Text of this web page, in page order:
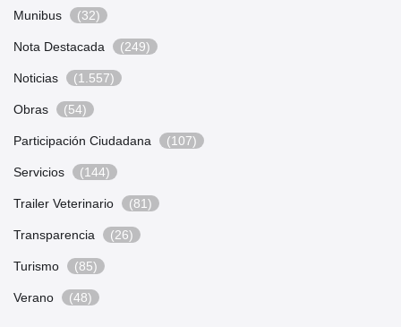
Munibus (32)
Nota Destacada (249)
Noticias (1.557)
Obras (54)
Participación Ciudadana (107)
Servicios (144)
Trailer Veterinario (81)
Transparencia (26)
Turismo (85)
Verano (48)